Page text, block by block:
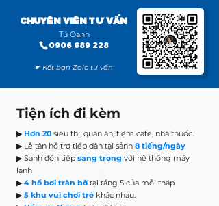
CHUYÊN VIÊN TƯ VẤN
Tú Oanh
0906 689 228
☛ Kết bạn Zalo tư vấn
Tiện ích đi kèm
▶ Hơn 20 siêu thị, quán ăn, tiệm cafe, nhà thuốc...
▶ Lễ tân hỗ trợ tiếp dân tại sảnh 8 tiếng/ngày
▶ Sảnh đón tiếp sang trọng với hệ thống máy
lạnh
▶ 4 hồ bơi tràn bờ tại tầng 5 của mỗi tháp
▶ 5 khu vui chơi trẻ khác nhau.